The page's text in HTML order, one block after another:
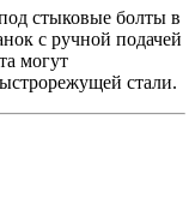
стыковые болты в
с ручной подачей
могут
стали.